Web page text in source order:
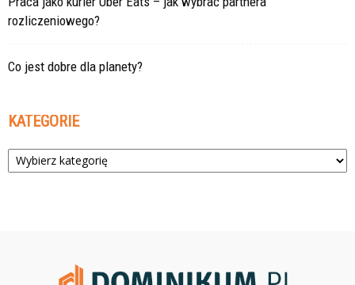
rozliczeniowego?
Co jest dobre dla planety?
KATEGORIE
Kategorie